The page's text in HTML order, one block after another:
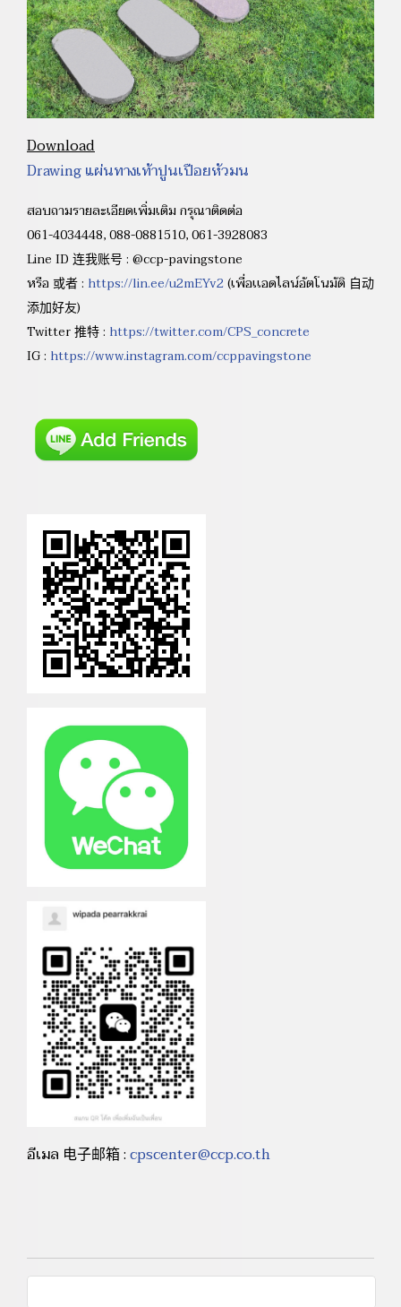
Download
Drawing แผ่นทางเท้าปูนเปือยหัวมน
สอบถามรายละเอียดเพิ่มเติม กรุณาติดต่อ
061-4034448, 088-0881510, 061-3928083
Line ID 连我账号 : @ccp-pavingstone
หรือ 或者 : https://lin.ee/u2mEYv2(เพื่อเเอดไลน์อัตโนมัติ 自动
添加好友)
Twitter 推特 : https://twitter.com/CPS_concrete
IG : https://www.instagram.com/ccppavingstone
อีเมล 电子邮箱 :cpscenter@ccp.co.th